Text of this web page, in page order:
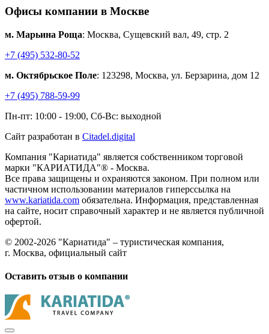
Офисы компании в Москве
м. Марьина Роща: Москва, Сущевский вал, 49, стр. 2
+7 (495) 532-80-52
м. Октябрьское Поле: 123298, Москва, ул. Берзарина, дом 12
+7 (495) 788-59-99
Пн-пт: 10:00 - 19:00, Сб-Вс: выходной
Сайт разработан в Citadel.digital
Компания "Кариатида" является собственником торговой
марки "КАРИАТИДА"® - Москва.
Все права защищены и охраняются законом. При полном или
частичном использовании материалов гиперссылка на
www.kariatida.com обязательна. Информация, представленная
на сайте, носит справочный характер и не является публичной
офертой.
© 2002-2026 "Кариатида" – туристическая компания,
г. Москва, официальный сайт
Оставить отзыв о компании